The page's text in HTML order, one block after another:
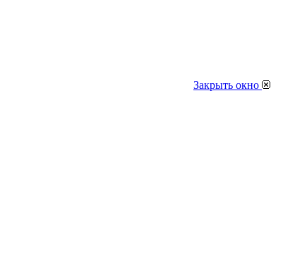
Закрыть окно